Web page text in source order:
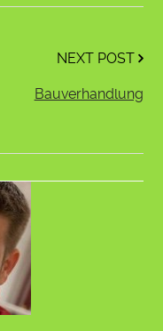
NEXT POST
Bauverhandlung